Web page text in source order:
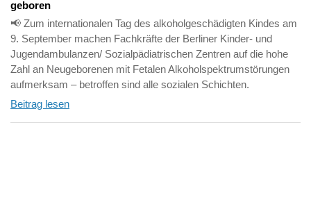
geboren
📢 Zum internationalen Tag des alkoholgeschädigten Kindes am
9. September machen Fachkräfte der Berliner Kinder- und
Jugendambulanzen/ Sozialpädiatrischen Zentren auf die hohe
Zahl an Neugeborenen mit Fetalen Alkoholspektrumstörungen
aufmerksam – betroffen sind alle sozialen Schichten.
Beitrag lesen